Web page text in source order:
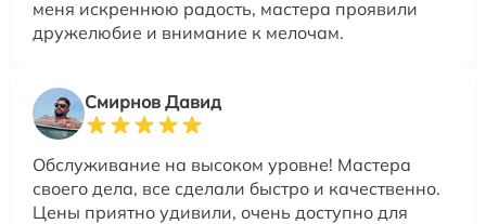
меня искреннюю радость, мастера проявили
дружелюбие и внимание к мелочам.
Смирнов Давид
Обслуживание на высоком уровне! Мастера
своего дела, все сделали быстро и качественно.
Цены приятно удивили, очень доступно для